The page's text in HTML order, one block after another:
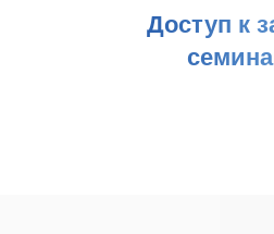
Доступ к